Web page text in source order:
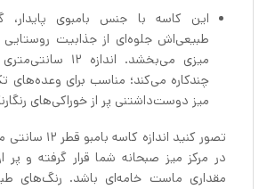
این کاسه با جنس بامبوی
طبیعی‌اش جلوه‌ای از جذابیت
میزی می‌بخشد.
چندکاره می‌کند؛ مناسب برای وعده‌های
میز دوست‌داشتنی پر از خوراکی‌های
در مرکز میز صبحانه شما قرار گرفته و پر
مقداری ماست خامه‌ای باشد. رنگ‌های